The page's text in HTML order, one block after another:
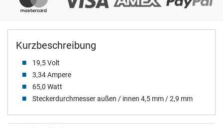
Kurzbeschreibung
19,5 Volt
3,34 Ampere
65,0 Watt
Steckerdurchmesser außen / innen 4,5 mm / 2,9 mm